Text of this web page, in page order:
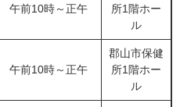
午前10時～正午
所1階ホー
ル
午前10時～正午
郡山市保健
所1階ホー
ル